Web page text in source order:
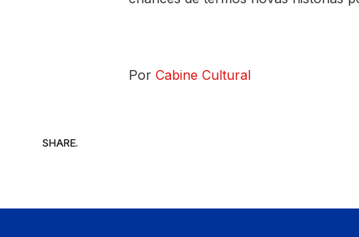
Por Cabine Cultural
SHARE.